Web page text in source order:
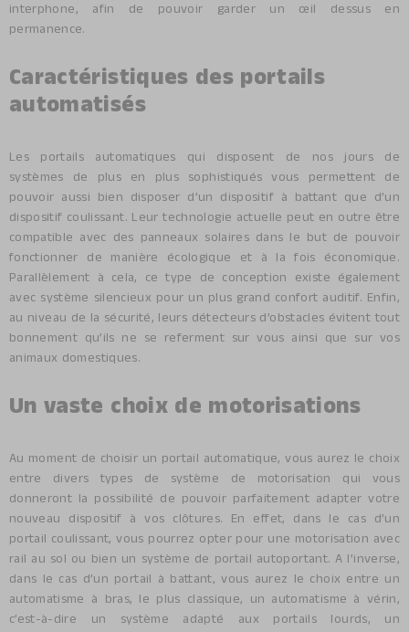
interphone, afin de pouvoir garder un œil dessus en
permanence.
Caractéristiques des portails
automatisés
Les portails automatiques qui disposent de nos jours de
systèmes de plus en plus sophistiqués vous permettent de
pouvoir aussi bien disposer d’un dispositif à battant que d’un
dispositif coulissant. Leur technologie actuelle peut en outre être
compatible avec des panneaux solaires dans le but de pouvoir
fonctionner de manière écologique et à la fois économique.
Parallèlement à cela, ce type de conception existe également
avec système silencieux pour un plus grand confort auditif. Enfin,
au niveau de la sécurité, leurs détecteurs d’obstacles évitent tout
bonnement qu’ils ne se referment sur vous ainsi que sur vos
animaux domestiques.
Un vaste choix de motorisations
Au moment de choisir un portail automatique, vous aurez le choix
entre divers types de système de motorisation qui vous
donneront la possibilité de pouvoir parfaitement adapter votre
nouveau dispositif à vos clôtures. En effet, dans le cas d’un
portail coulissant, vous pourrez opter pour une motorisation avec
rail au sol ou bien un système de portail autoportant. A l’inverse,
dans le cas d’un portail à battant, vous aurez le choix entre un
automatisme à bras, le plus classique, un automatisme à vérin,
c’est-à-dire un système adapté aux portails lourds, un